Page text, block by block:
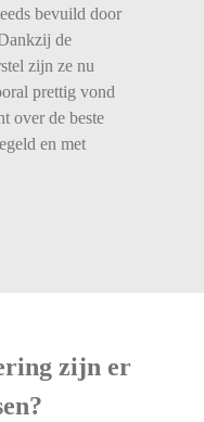
bevuild door
de
zijn ze nu
prettig vond
over de beste
en met
zijn er